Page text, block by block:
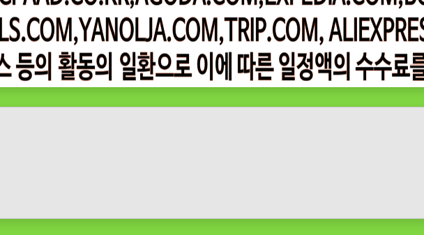
위
한
필
수
템